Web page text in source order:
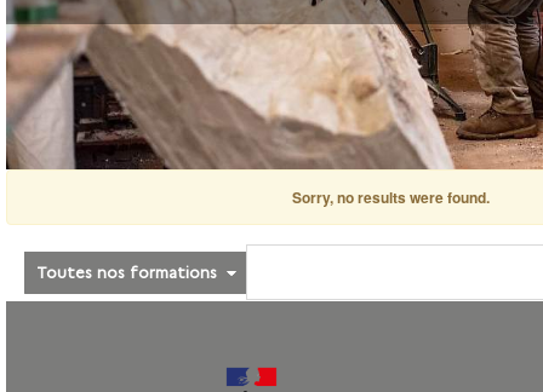
Sorry, no results were found.
Toutes nos formations